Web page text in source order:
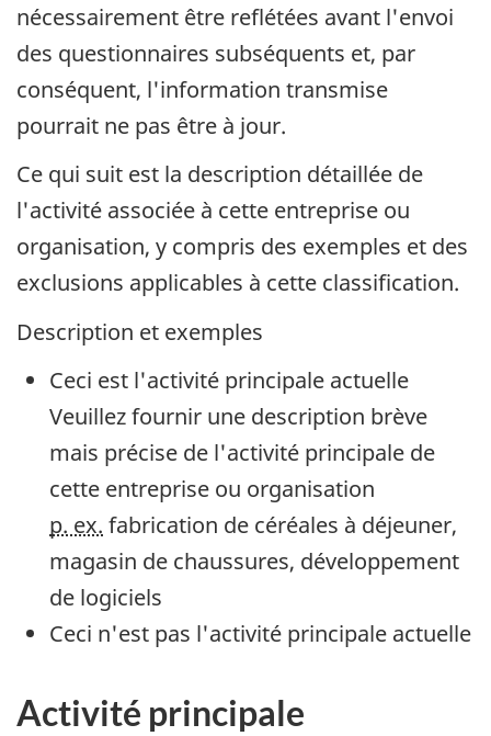
nécessairement être reflétées avant l'envoi
des questionnaires subséquents et, par
conséquent, l'information transmise
pourrait ne pas être à jour.
Ce qui suit est la description détaillée de
l'activité associée à cette entreprise ou
organisation, y compris des exemples et des
exclusions applicables à cette classification.
Description et exemples
Ceci est l'activité principale actuelle
Veuillez fournir une description brève
mais précise de l'activité principale de
cette entreprise ou organisation
p. ex. fabrication de céréales à déjeuner,
magasin de chaussures, développement
de logiciels
Ceci n'est pas l'activité principale actuelle
Activité principale